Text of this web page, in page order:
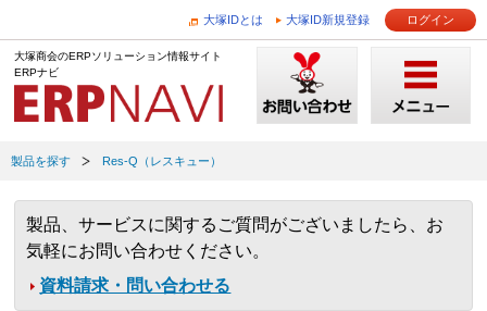
大塚IDとは 大塚ID新規登録 ログイン
大塚商会のERPソリューション情報サイト
ERPナビ
製品を探す Res-Q（レスキュー）
製品、サービスに関するご質問がございましたら、お
気軽にお問い合わせください。
資料請求・問い合わせる